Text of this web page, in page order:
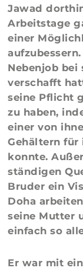
Jawad
Arbeitstage
einer
Nebenjob bei
verschafft
seine Pflicht
zu haben,
einer von
Gehältern für
konnte.
ständigen
Bruder ein
Doha
seine Mutter
einfach so
Er war mit